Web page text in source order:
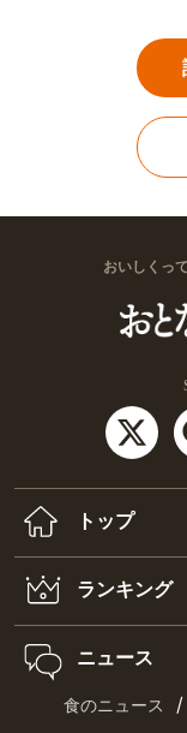
おいしくっ
トップ
ランキング
ニュース
食のニュース /